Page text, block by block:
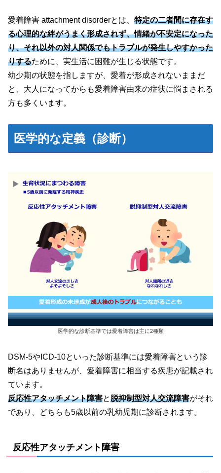
愛着障害 attachment disorderとは、 特定の二者間に存在す
る心理的な絆がうまく形成されず、情緒が不安定になった
り、それ以外の対人関係でもトラブルが発生しやすかった
りするために、実生活に困難が生じる状態です。
幼少期の状態を指しますが、愛着が形成されないままだ
と、大人になってからも愛着障害由来の症状に悩まされる
方も多くいます。
医学的な定義（診断）
医学的な診断基準では愛着障害は主に2種類
DSM-5やICD-10といった診断基準には愛着障害という診
断名はありませんが、愛着障害に相当する疾患が記載され
ています。
反応性アタッチメント障害と脱抑制型対人交流障害がそれ
であり、どちらも5歳以前の乳幼児期に診断されます。
反応性アタッチメント障害